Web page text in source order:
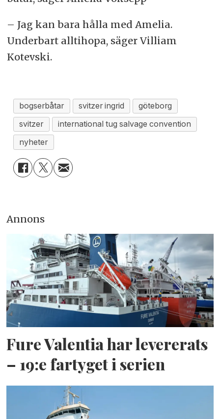
– Jag kan bara hålla med Amelia.
Underbart alltihopa, säger Villiam
Kotevski.
bogserbåtar svitzer ingrid
göteborg
svitzer
international tug salvage convention
nyheter
Annons
Fure Valentia har levererats
– 19:e fartyget i serien